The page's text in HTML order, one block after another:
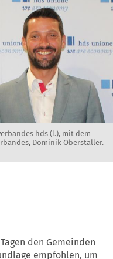
hds (l.), mit dem
Dominik Oberstaller.
den Gemeinden
empfohlen, um